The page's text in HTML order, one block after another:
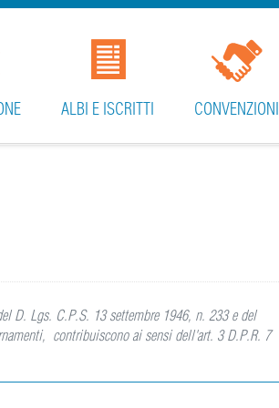
ALBI E ISCRITTI CONVENZIONI
Lgs. C.P.S. 13 settembre 1946, n. 233 e del
contribuiscono ai sensi dell'art. 3 D.P.R. 7